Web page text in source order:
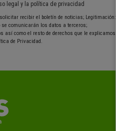
legal y la política de privacidad
solicitar recibir el boletín de noticias; Legitimación:
comunicarán los datos a terceros;
así como el resto de derechos que le explicamos
de Privacidad.